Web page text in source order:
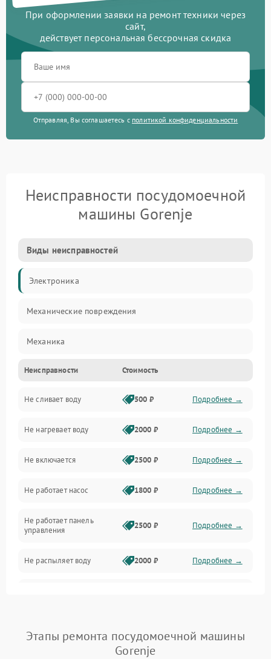
При оформлении заявки на ремонт техники через
сайт,
действует персональная бессрочная скидка
Отправляя, Вы соглашаетесь с политикой конфиденциальности
Неисправности посудомоечной
машины Gorenje
Виды неисправностей
Электроника
Механические повреждения
Механика
Управление
Электропитание
Датчики
Нагрев
Вода
Гигиена
Программное обеспечение
Неисправности Стоимость
Не сливает воду 500 ₽ Подробнее →
Не нагревает воду 2000 ₽ Подробнее →
Не включается 2500 ₽ Подробнее →
Не работает насос 1800 ₽ Подробнее →
Не работает панель
управления
2500 ₽ Подробнее →
Не распыляет воду 2000 ₽ Подробнее →
Проблемы с набором
воды
1800 ₽ Подробнее →
Этапы ремонта посудомоечной машины
Gorenje